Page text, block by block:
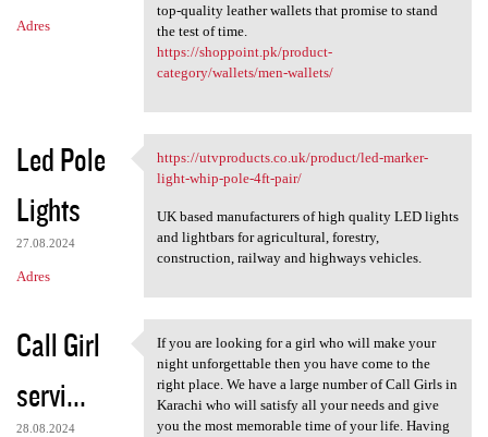
Adres
top-quality leather wallets that promise to stand
the test of time.
https://shoppoint.pk/product-
category/wallets/men-wallets/
Led Pole
Lights
27.08.2024
Adres
https://utvproducts.co.uk
https://utvproducts.co.uk/product/led-marker-
light-whip-pole-4ft-pair/
UK based manufacturers of high quality LED lights
and lightbars for agricultural, forestry,
construction, railway and highways vehicles.
Call Girl
servi...
28.08.2024
If you are looking for a girl
If you are looking for a girl who will make your
night unforgettable then you have come to the
right place. We have a large number of Call Girls in
Karachi who will satisfy all your needs and give
you the most memorable time of your life. Having